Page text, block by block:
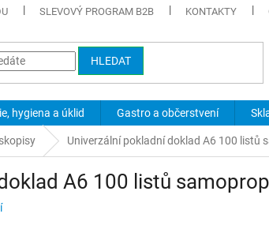
SLEVOVÝ PROGRAM B2B KONTAKTY
HLEDAT
hygiena a úklid Gastro a občerstvení
Univerzální pokladní doklad A6 100 listů
A6 100 listů